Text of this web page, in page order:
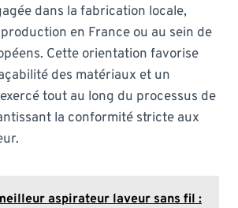
dans la fabrication locale,
en France ou au sein de
Cette orientation favorise
des matériaux et un
tout au long du processus de
la conformité stricte aux
aspirateur laveur sans fil :